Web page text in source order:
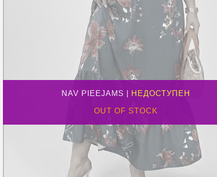
NAV PIEEJAMS | НЕДОСТУПЕН
OUT OF STOCK